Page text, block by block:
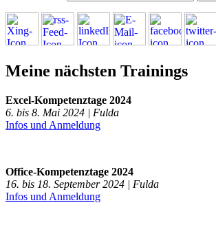
Meine nächsten Trainings
Excel-Kompetenztage 2024
6. bis 8. Mai 2024 | Fulda
Infos und Anmeldung
Office-Kompetenztage 2024
16. bis 18. September 2024 | Fulda
Infos und Anmeldung